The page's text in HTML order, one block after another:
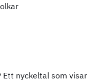
Ett nyckeltal som visar